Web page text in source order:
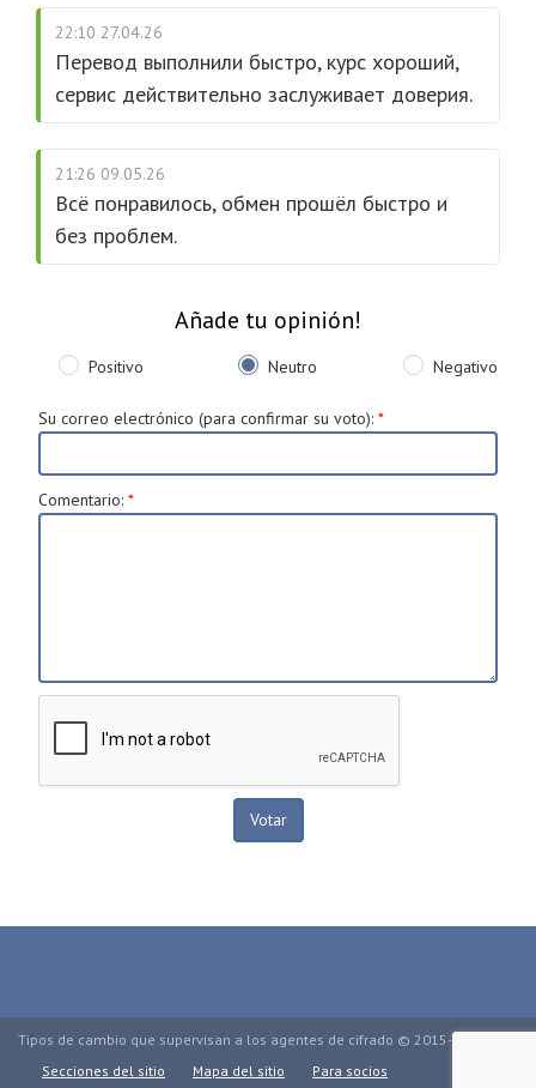
22:10 27.04.26
Перевод выполнили быстро, курс хороший,
сервис действительно заслуживает доверия.
21:26 09.05.26
Всё понравилось, обмен прошёл быстро и
без проблем.
Añade tu opinión!
Positivo Neutro Negativo
Su correo electrónico (para confirmar su voto): *
Comentario: *
Tipos de cambio que supervisan a los agentes de cifrado © 2015-2026.
Secciones del sitio
Mapa del sitio
Para socios